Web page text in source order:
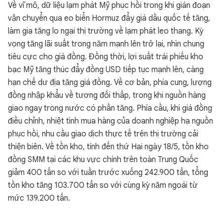
Về vĩ mô, dữ liệu lạm phát Mỹ phục hồi trong khi gián đoạn
vận chuyển qua eo biển Hormuz đẩy giá dầu quốc tế tăng,
làm gia tăng lo ngại thị trường về lạm phát leo thang. Kỳ
vọng tăng lãi suất trong năm mạnh lên trở lại, nhìn chung
tiêu cực cho giá đồng. Đồng thời, lợi suất trái phiếu kho
bạc Mỹ tăng thúc đẩy đồng USD tiếp tục mạnh lên, càng
hạn chế dư địa tăng giá đồng. Về cơ bản, phía cung, lượng
đồng nhập khẩu về tương đối thấp, trong khi nguồn hàng
giao ngay trong nước có phần tăng. Phía cầu, khi giá đồng
điều chỉnh, nhiệt tình mua hàng của doanh nghiệp hạ nguồn
phục hồi, nhu cầu giao dịch thực tế trên thị trường cải
thiện biên. Về tồn kho, tính đến thứ Hai ngày 18/5, tồn kho
đồng SMM tại các khu vực chính trên toàn Trung Quốc
giảm 400 tấn so với tuần trước xuống 242.900 tấn, tổng
tồn kho tăng 103.700 tấn so với cùng kỳ năm ngoái từ
mức 139.200 tấn.